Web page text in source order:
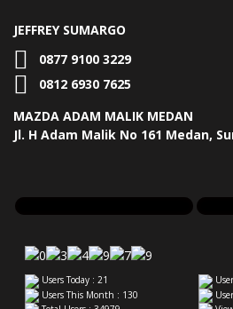
JEFFREY SUMARGO
0877 9100 3229
0812 6930 7625
MAZDA ADAM MALIK MEDAN
Jl. H Adam Malik No 161 Medan,
Users Today : 21
Users This Month : 130